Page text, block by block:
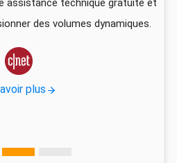
assistance technique gratuite et
des volumes dynamiques.

plus